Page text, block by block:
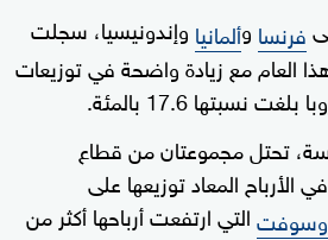
فرنسا وألمانيا وإندونيسيا، سجلت
هذا العام مع زيادة واضحة في توزيعات
17.6 بالمئة.
تحتل مجموعتان من قطاع
الأرباح المعاد توزيعها على
التي ارتفعت أرباحها أكثر من